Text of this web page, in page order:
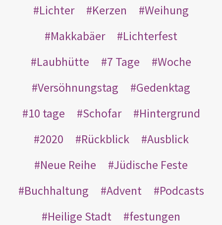
Lichter
Kerzen
Weihung
Makkabäer
Lichterfest
Laubhütte
7 Tage
Woche
Versöhnungstag
Gedenktag
10 tage
Schofar
Hintergrund
2020
Rückblick
Ausblick
Neue Reihe
Jüdische Feste
Buchhaltung
Advent
Podcasts
Heilige Stadt
festungen